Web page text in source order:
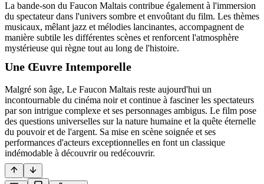
La bande-son du Faucon Maltais contribue également à l'immersion
du spectateur dans l'univers sombre et envoûtant du film. Les thèmes
musicaux, mêlant jazz et mélodies lancinantes, accompagnent de
manière subtile les différentes scènes et renforcent l'atmosphère
mystérieuse qui règne tout au long de l'histoire.
Une Œuvre Intemporelle
Malgré son âge, Le Faucon Maltais reste aujourd'hui un
incontournable du cinéma noir et continue à fasciner les spectateurs
par son intrigue complexe et ses personnages ambigus. Le film pose
des questions universelles sur la nature humaine et la quête éternelle
du pouvoir et de l'argent. Sa mise en scène soignée et ses
performances d'acteurs exceptionnelles en font un classique
indémodable à découvrir ou redécouvrir.